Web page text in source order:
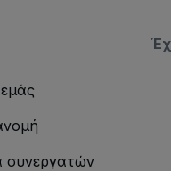
συνεργατών